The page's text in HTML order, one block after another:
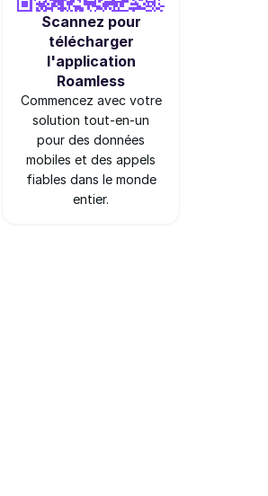
Scannez pour
télécharger
l'application
Roamless
Commencez avec votre
solution tout-en-un
pour des données
mobiles et des appels
fiables dans le monde
entier.